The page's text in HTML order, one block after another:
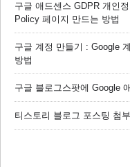
구글 애드센스 GDPR 개인
Policy 페이지 만드는 방법
구글 계정 만들기 : Google
방법
구글 블로그스팟에 Google
티스토리 블로그 포스팅 첨